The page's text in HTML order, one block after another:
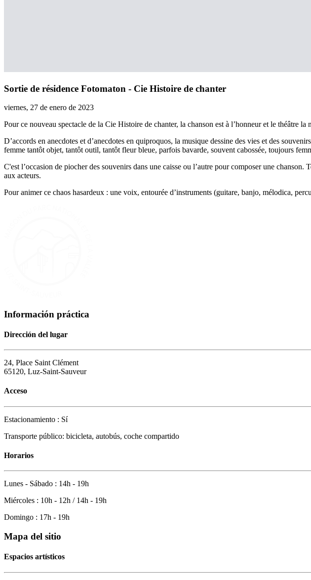
Sortie de résidence Fotomaton - Cie Histoire de chanter
viernes, 27 de enero de 2023
Pour ce nouveau spectacle de la Cie Histoire de chanter, la chanson est à l’honneur et le théâtre la
D’accords en anecdotes et d’anecdotes en quiproquos, la musique dessine des vies et des
femme tantôt objet, tantôt outil, tantôt fleur bleue, parfois bavarde, souvent cabossée, toujours
C'est l’occasion de piocher des souvenirs dans une caisse ou l’autre pour composer une
aux acteurs.
Pour animer ce chaos hasardeux : une voix, entourée d’instruments (guitare, banjo, mélodica,
Información práctica
Dirección del lugar
24, Place Saint Clément
65120, Luz-Saint-Sauveur
Acceso
Estacionamiento : Sí
Transporte público: bicicleta, autobús, coche compartido
Horarios
Lunes - Sábado : 14h - 19h
Miércoles : 10h - 12h / 14h - 19h
Domingo : 17h - 19h
Mapa del sitio
Espacios artísticos